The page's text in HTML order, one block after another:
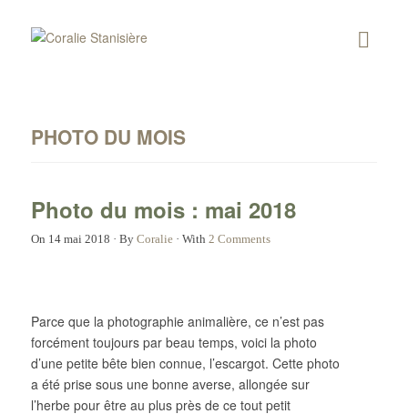
PHOTO DU MOIS
Photo du mois : mai 2018
On 14 mai 2018 · By Coralie· With 2 Comments
Parce que la photographie animalière, ce n’est pas
forcément toujours par beau temps, voici la photo
d’une petite bête bien connue, l’escargot. Cette photo
a été prise sous une bonne averse, allongée sur
l’herbe pour être au plus près de ce tout petit